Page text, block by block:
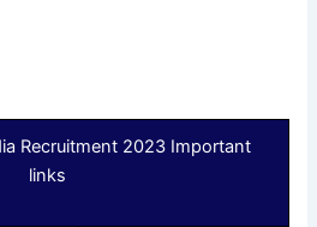
Recruitment 2023 Important
links